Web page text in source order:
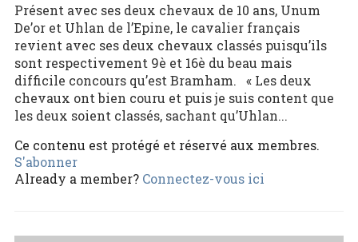
Présent avec ses deux chevaux de 10 ans, Unum
De’or et Uhlan de l’Epine, le cavalier français
revient avec ses deux chevaux classés puisqu’ils
sont respectivement 9è et 16è du beau mais
difficile concours qu’est Bramham. « Les deux
chevaux ont bien couru et puis je suis content que
les deux soient classés, sachant qu’Uhlan...
Ce contenu est protégé et réservé aux membres.
S'abonner
Already a member? Connectez-vous ici